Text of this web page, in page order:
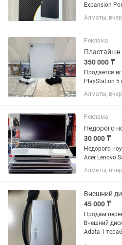
Expansion
- 1 шт в
Алматы,
Реклама
Пластайшн
350 000 ₸
Продается
PlayStation 5
и внешнем
аккуратно,
геймпад...
Алматы,
Реклама
30 000 ₸
Недорого
Acer Lenovo
10-15шт
HP DELL Lenovo и т.д.
состояния
Алматы,
Внешний
45 000 ₸
Продам
Внешний диск Состояние
Adata 1